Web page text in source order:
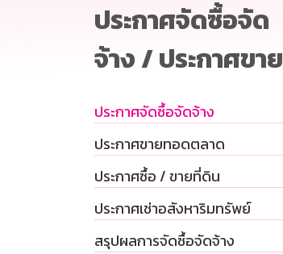
ประกาศจัดซื้อจัด
จ้าง / ประกาศขาย
ประกาศจัดซื้อจัดจ้าง
ประกาศขายทอดตลาด
ประกาศซื้อ / ขายที่ดิน
ประกาศเช่าอสังหาริมทรัพย์
สรุปผลการจัดซื้อจัดจ้าง